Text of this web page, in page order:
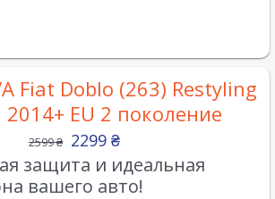
Fiat Doblo (263) Restyling
EU 2 поколение
2599₴ 2299 ₴
защита и идеальная
вашего авто!